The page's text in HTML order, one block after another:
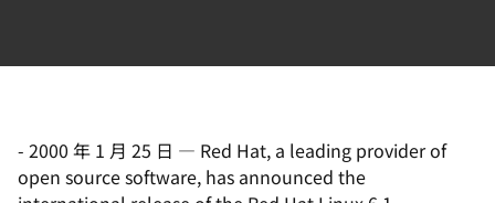
- 2000 年 1 月 25 日 — Red Hat, a leading provider of
open source software, has announced the